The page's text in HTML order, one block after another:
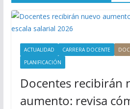
ACTUALIDAD CARRERA DOCENTE
PLANIFICACIÓN
Docentes recibirán
aumento: revisa